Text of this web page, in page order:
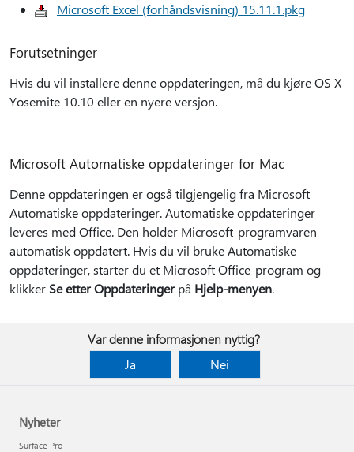
Microsoft Excel (forhåndsvisning) 15.11.1.pkg
Forutsetninger
Hvis du vil installere denne oppdateringen, må du kjøre OS X
Yosemite 10.10 eller en nyere versjon.
Microsoft Automatiske oppdateringer for Mac
Denne oppdateringen er også tilgjengelig fra Microsoft
Automatiske oppdateringer. Automatiske oppdateringer
leveres med Office. Den holder Microsoft-programvaren
automatisk oppdatert. Hvis du vil bruke Automatiske
oppdateringer, starter du et Microsoft Office-program og
klikker Se etter Oppdateringerpå Hjelp-menyen.
Var denne informasjonen nyttig?
Ja
Nei
Nyheter
Surface Pro